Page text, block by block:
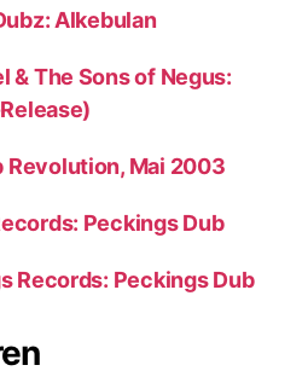
Alkebulan
& The Sons of Negus:
Revolution, Mai 2003
Peckings Dub
Records: Peckings Dub